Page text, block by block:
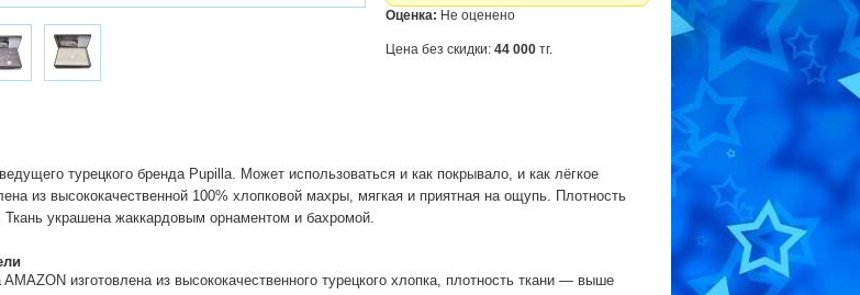
Оценка: Не оценено
Цена без скидки: 44 000 тг.
турецкого бренда Pupilla. Может использоваться и как покрывало, и как лёгкое
из высококачественной 100% хлопковой махры, мягкая и приятная на ощупь. Плотность
украшена жаккардовым орнаментом и бахромой.
изготовлена из высококачественного турецкого хлопка, плотность ткани — выше